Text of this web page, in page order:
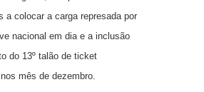
a colocar a carga represada por
nacional em dia e a inclusão
do 13º talão de ticket
mês de dezembro.